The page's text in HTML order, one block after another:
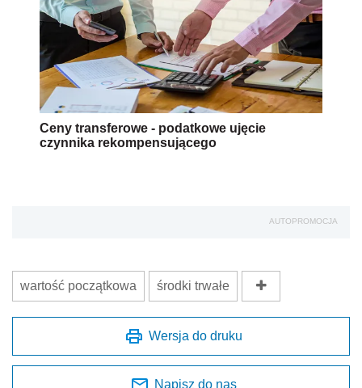
Ceny transferowe - podatkowe ujęcie
czynnika rekompensującego
AUTOPROMOCJA
wartość początkowa środki trwałe
Wersja do druku
Napisz do nas